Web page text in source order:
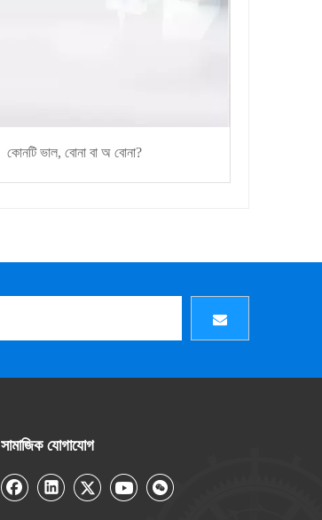
কোনটি ভাল, বোনা বা অ বোনা?
সামাজিক যোগাযোগ